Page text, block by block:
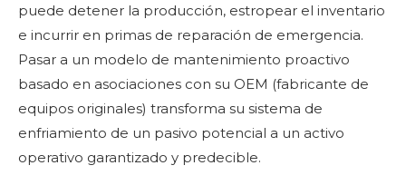
puede detener la producción, estropear el inventario
e incurrir en primas de reparación de emergencia.
Pasar a un modelo de mantenimiento proactivo
basado en asociaciones con su OEM (fabricante de
equipos originales) transforma su sistema de
enfriamiento de un pasivo potencial a un activo
operativo garantizado y predecible.